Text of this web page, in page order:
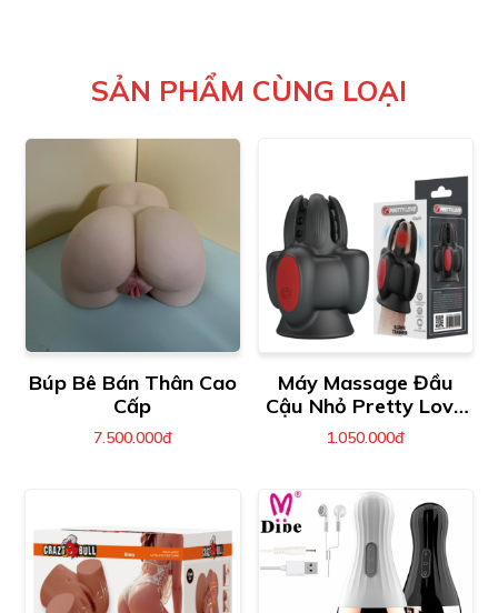
SẢN PHẨM CÙNG LOẠI
Búp Bê Bán Thân Cao
Cấp
7.500.000đ
Máy Massage Đầu
Cậu Nhỏ Pretty Love
Wyatt
1.050.000đ